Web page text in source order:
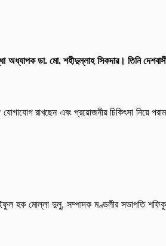
অধ্যাপক ডা. মো. শহীদুল্লাহ সিকদার। তিনি
রাখছেন এবং প্রয়োজনীয় চিকিৎসা নিয়ে
হক মোল্লা দুলু, সম্পাদক মণ্ডলীর সভাপতি